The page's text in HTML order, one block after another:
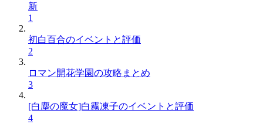
新
1
初白百合のイベントと評価
2
ロマン開花学園の攻略まとめ
3
[白塵の魔女]白霧凍子のイベントと評価
4